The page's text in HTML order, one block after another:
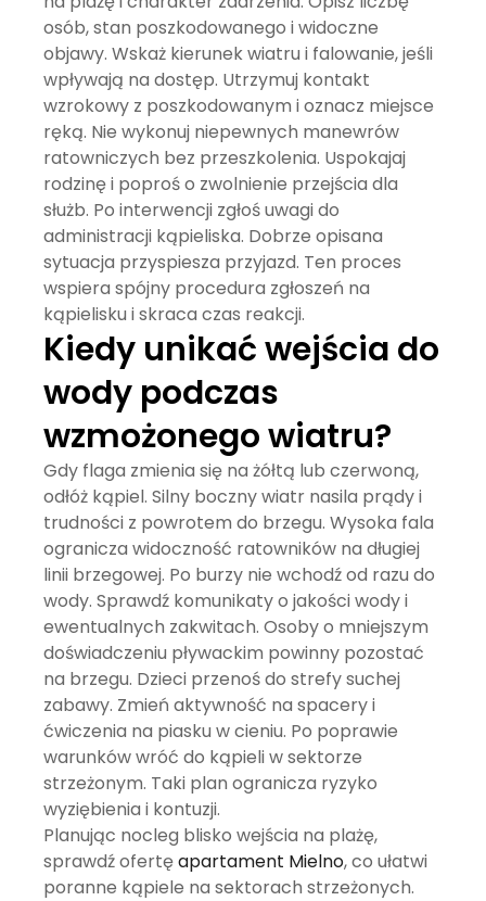
osób, stan poszkodowanego i widoczne
objawy. Wskaż kierunek wiatru i falowanie, jeśli
wpływają na dostęp. Utrzymuj kontakt
wzrokowy z poszkodowanym i oznacz miejsce
ręką. Nie wykonuj niepewnych manewrów
ratowniczych bez przeszkolenia. Uspokajaj
rodzinę i poproś o zwolnienie przejścia dla
służb. Po interwencji zgłoś uwagi do
administracji kąpieliska. Dobrze opisana
sytuacja przyspiesza przyjazd. Ten proces
wspiera spójny procedura zgłoszeń na
kąpielisku i skraca czas reakcji.
Kiedy unikać wejścia do
wody podczas
wzmożonego wiatru?
Gdy flaga zmienia się na żółtą lub czerwoną,
odłóż kąpiel. Silny boczny wiatr nasila prądy i
trudności z powrotem do brzegu. Wysoka fala
ogranicza widoczność ratowników na długiej
linii brzegowej. Po burzy nie wchodź od razu do
wody. Sprawdź komunikaty o jakości wody i
ewentualnych zakwitach. Osoby o mniejszym
doświadczeniu pływackim powinny pozostać
na brzegu. Dzieci przenoś do strefy suchej
zabawy. Zmień aktywność na spacery i
ćwiczenia na piasku w cieniu. Po poprawie
warunków wróć do kąpieli w sektorze
strzeżonym. Taki plan ogranicza ryzyko
wyziębienia i kontuzji.
Planując nocleg blisko wejścia na plażę,
sprawdź ofertęapartament Mielno, co ułatwi
poranne kąpiele na sektorach strzeżonych.